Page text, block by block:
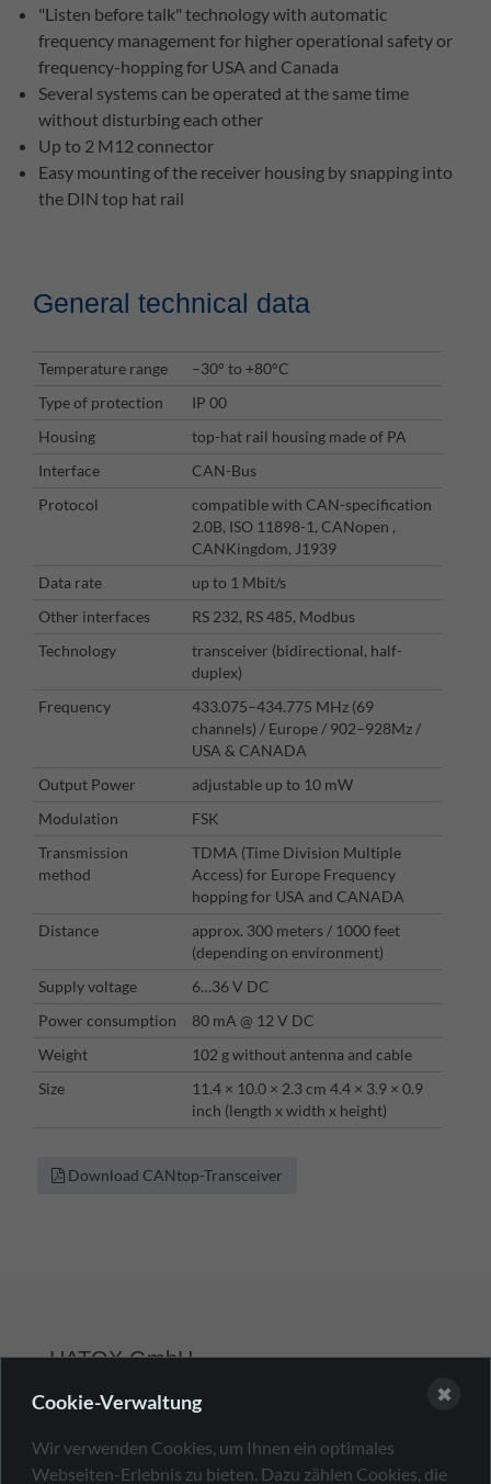
"Listen before talk" technology with automatic
frequency management for higher operational safety or
frequency-hopping for USA and Canada
Several systems can be operated at the same time
without disturbing each other
Up to 2 M12 connector
Easy mounting of the receiver housing by snapping into
the DIN top hat rail
General technical data
Temperature range
–30° to +80°C
Type of protection
IP 00
Housing
top-hat rail housing made of PA
Interface
CAN-Bus
Protocol
compatible with CAN-specification
2.0B, ISO 11898-1, CANopen ,
CANKingdom, J1939
Data rate
up to 1 Mbit/s
Other interfaces
RS 232, RS 485, Modbus
Technology
transceiver (bidirectional, half-
duplex)
Frequency
433.075–434.775 MHz (69
channels) / Europe / 902–928Mz /
USA & CANADA
Output Power
adjustable up to 10 mW
Modulation
FSK
Transmission
method
TDMA (Time Division Multiple
Access) for Europe Frequency
hopping for USA and CANADA
Distance
approx. 300 meters / 1000 feet
(depending on environment)
Supply voltage
6…36 V DC
Power consumption
80 mA @ 12 V DC
Weight
102 g without antenna and cable
Size
11.4 × 10.0 × 2.3 cm 4.4 × 3.9 × 0.9
inch (length x width x height)
Download CANtop-Transceiver
HATOX GmbH
sales@hatox.com
Cookie-Verwaltung
Wir verwenden Cookies, um Ihnen ein optimales
Webseiten-Erlebnis zu bieten. Dazu zählen Cookies, die
✖